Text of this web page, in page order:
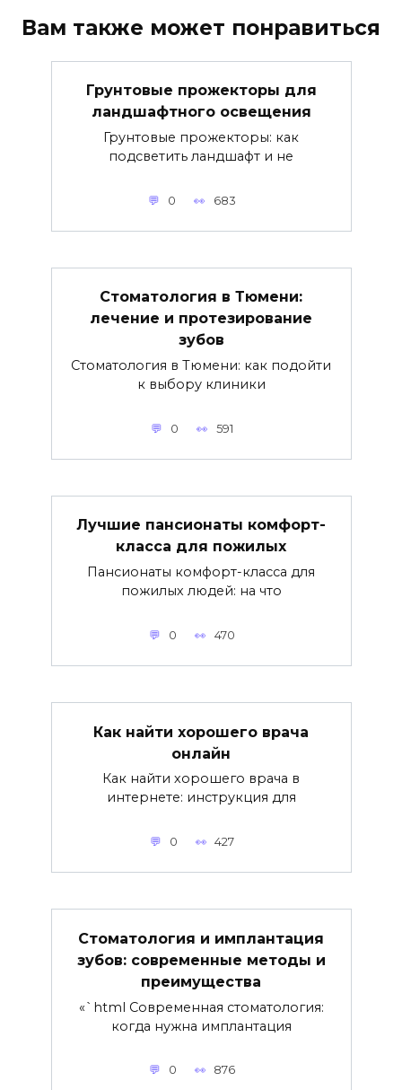
Вам также может понравиться
Грунтовые прожекторы для
ландшафтного освещения
Грунтовые прожекторы: как
подсветить ландшафт и не
0 683
Стоматология в Тюмени:
лечение и протезирование
зубов
Стоматология в Тюмени: как подойти
к выбору клиники
0 591
Лучшие пансионаты комфорт-
класса для пожилых
Пансионаты комфорт-класса для
пожилых людей: на что
0 470
Как найти хорошего врача
онлайн
Как найти хорошего врача в
интернете: инструкция для
0 427
Стоматология и имплантация
зубов: современные методы и
преимущества
«`html Современная стоматология:
когда нужна имплантация
0 876